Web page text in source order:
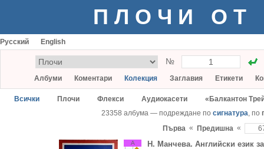
ПЛОЧИ ОТ
Русский English
№
Албуми Коментари Колекция Заглавия Етикети
Всички Плочи Флекси Аудиокасети
«Балкантон
23358 албума — подреждане по сигнатура, по
Първа « Предишна «
А Н. Манчева. Английски език